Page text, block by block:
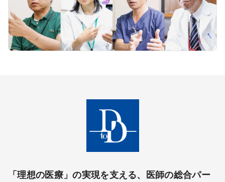
「理想の医療」の実現を支える、医師の総合パー